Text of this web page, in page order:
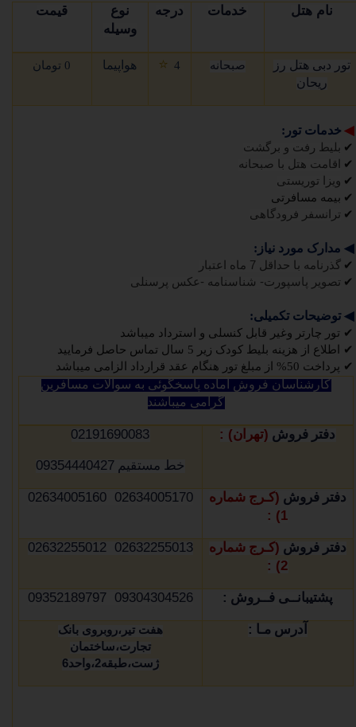
نام هتل خدمات درجه
نوع
وسیله
قیمت
تور دبی هتل رز
ریحان
صبحانه 4
⭐ هواپیما 0 تومان
◀ خدمات تور:
✔ بلیط رفت و برگشت
✔
اقامت هتل با صبحانه
✔ ویزا توریستی
✔ بیمه مسافرتی
✔ ترانسفر فرودگاهی
◀ مدارک مورد نیاز:
✔ گذرنامه با حداقل 7 ماه اعتبار
✔ تصویر پاسپورت- شناسنامه -عکس پرسنلی
◀توضیحات تکمیلی:
✔ تور چارتر وغیر قابل کنسلی و استرداد میباشد
✔
اطلاع از هزینه بلیط کودک زیر 5 سال تماس حاصل فرمایید
✔ پرداخت 50% از مبلغ تور هنگام عقد قرارداد الزامی میباشد
کارشناسان فروش آماده پاسخگوئی به سوالات مسافرین
گرامی میباشند
دفتر فروش (تهران) :
02191690083
خط مستقیم 09354440427
دفتر فروش (کـرج شماره
1) :
02634005170 02634005160
دفتر فروش (کـرج شماره
2) :
02632255013 02632255012
پشتیبانــی فــروش :
09304304526 09352189797
آدرس مـا :
هفت تیر،روبروی بانک
تجارت،ساختمان
ژست،طبقه2،واحد6